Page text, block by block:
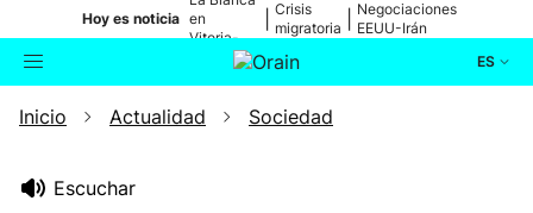
Hoy es noticia en
Vitoria-
Gasteiz
Crisis
migratoria
Negociaciones
EEUU-Irán
ES
Buscador Actualidad
Inicio Actualidad Sociedad
Escuchar